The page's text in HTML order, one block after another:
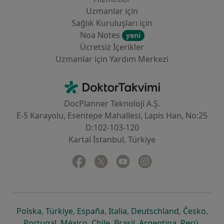
Uzmanlar için
Sağlık Kuruluşları için
Noa Notes
yeni
Ücretsiz İçerikler
Uzmanlar için Yardım Merkezi
DoktorTakvimi - Ana Sayfa
DocPlanner Teknoloji A.Ş.
E-5 Karayolu, Esentepe Mahallesi, Lapis Han, No:25
D:102-103-120
Kartal İstanbul, Türkiye
Facebook
yeni bir sekmede açılır
Twitter
yeni bir sekmede açılır
Youtube
yeni bir sekmede açılır
Polskayeni bir sekmede açılır
, Türkiyeyeni bir sekmede açılır
, Españayeni bir sekmede açılır
, Italiayeni bir sekmede açılır
, Deutschlandyeni bir
, Českoyeni
,